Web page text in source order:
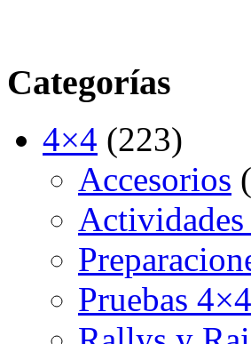
Categorías
4×4 (223)
Accesorios
Pruebas 4×4